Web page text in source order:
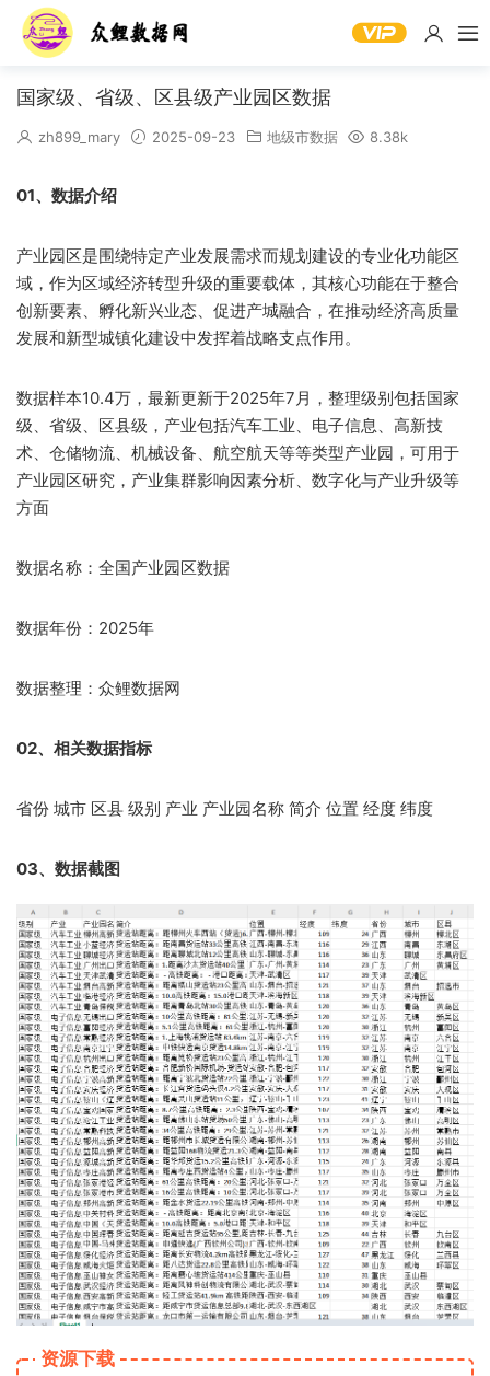
国家级、省级、区县级产业园区数据
zh899_mary 2025-09-23 地级市数据 8.38k
01、数据介绍
产业园区是围绕特定产业发展需求而规划建设的专业化功能区
域，作为区域经济转型升级的重要载体，其核心功能在于整合
创新要素、孵化新兴业态、促进产城融合，在推动经济高质量
发展和新型城镇化建设中发挥着战略支点作用。
数据样本10.4万，最新更新于2025年7月，整理级别包括国家
级、省级、区县级，产业包括汽车工业、电子信息、高新技
术、仓储物流、机械设备、航空航天等等类型产业园，可用于
产业园区研究，产业集群影响因素分析、数字化与产业升级等
方面
数据名称：全国产业园区数据
数据年份：2025年
数据整理：众鲤数据网
02、相关数据指标
省份 城市 区县 级别 产业 产业园名称 简介 位置 经度 纬度
03、数据截图
资源下载